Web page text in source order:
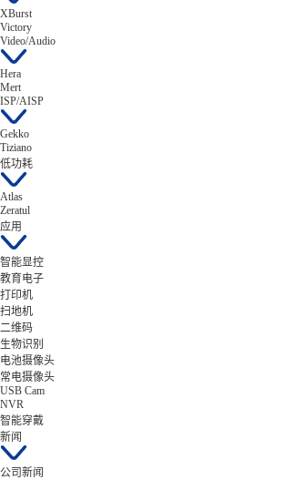
XBurst
Victory
Video/Audio
Hera
Mert
ISP/AISP
Gekko
Tiziano
低功耗
Atlas
Zeratul
应用
智能显控
教育电子
打印机
扫地机
二维码
生物识别
电池摄像头
常电摄像头
USB Cam
NVR
智能穿戴
新闻
公司新闻